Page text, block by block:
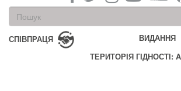
Пошукова
форма
Пошук
СПІВПРАЦЯ
ВИДАННЯ
ТЕРИТОРІЯ ГІДНОСТІ: